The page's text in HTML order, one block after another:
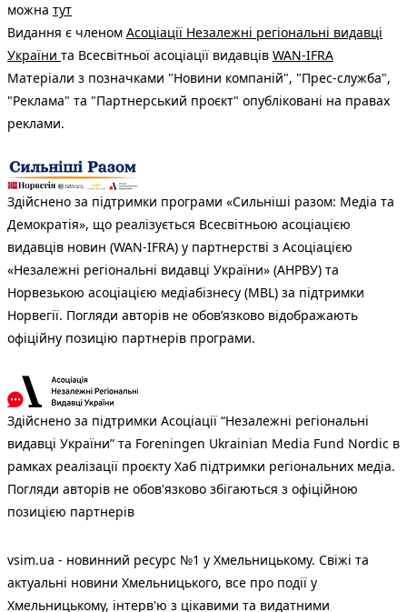
можна тут
Видання є членом Асоціації Незалежні регіональні видавці
України та Всесвітньої асоціації видавців WAN-IFRA
Матеріали з позначками "Новини компаній", "Прес-служба",
"Реклама" та "Партнерський проєкт" опубліковані на правах
реклами.
Здійснено за підтримки програми «Сильніші разом: Медіа та
Демократія», що реалізується Всесвітньою асоціацією
видавців новин (WAN-IFRA) у партнерстві з Асоціацією
«Незалежні регіональні видавці України» (АНРВУ) та
Норвезькою асоціацією медіабізнесу (MBL) за підтримки
Норвегії. Погляди авторів не обов’язково відображають
офіційну позицію партнерів програми.
Здійснено за підтримки Асоціації “Незалежні регіональні
видавці України” та Foreningen Ukrainian Media Fund Nordic в
рамках реалізації проєкту Хаб підтримки регіональних медіа.
Погляди авторів не обов'язково збігаються з офіційною
позицією партнерів
vsim.ua - новинний ресурс №1 у Хмельницькому. Свіжі та
актуальні новини Хмельницького, все про події у
Хмельницькому, інтерв'ю з цікавими та видатними